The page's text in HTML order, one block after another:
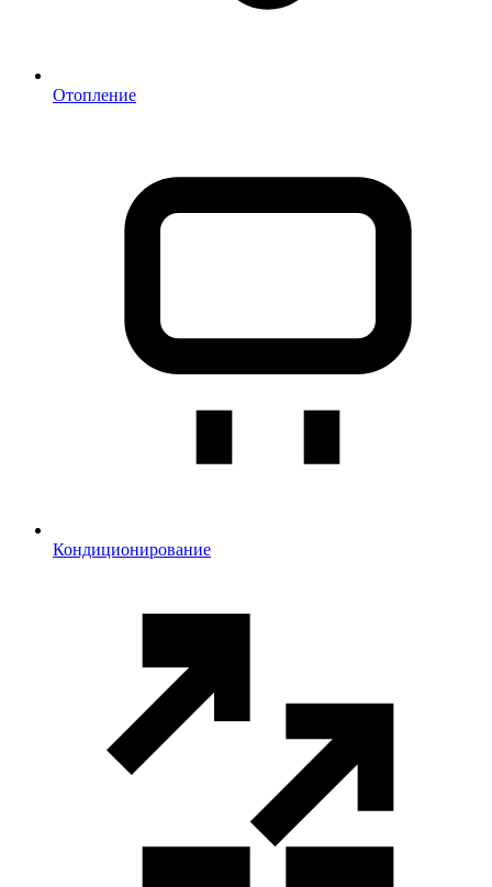
Отопление
Кондиционирование